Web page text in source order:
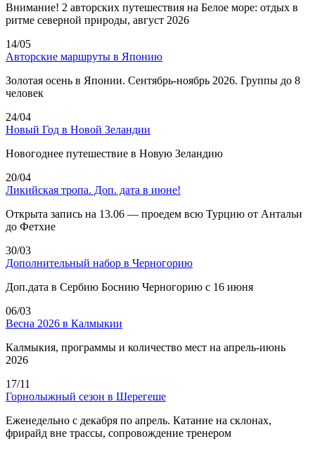
Внимание! 2 авторских путешествия на Белое море: отдых в
ритме северной природы, август 2026
14/05
Авторские маршруты в Японию
Золотая осень в Японии. Сентябрь-ноябрь 2026. Группы до 8
человек
24/04
Новый Год в Новой Зеландии
Новогоднее путешествие в Новую Зеландию
20/04
Ликийская тропа. Доп. дата в июне!
Открыта запись на 13.06 — проедем всю Турцию от Антальи
до Фетхие
30/03
Дополнительный набор в Черногорию
Доп.дата в Сербию Боснию Черногорию с 16 июня
06/03
Весна 2026 в Калмыкии
Калмыкия, программы и количество мест на апрель-июнь
2026
17/11
Горнолыжный сезон в Шерегеше
Еженедельно с декабря по апрель. Катание на склонах,
фрирайд вне трассы, сопровождение тренером